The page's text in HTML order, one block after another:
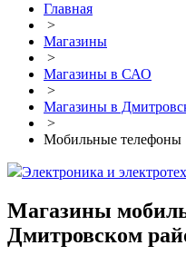
Главная
>
Магазины
>
Магазины в САО
>
Магазины в
>
Мобильные телефоны
Электроника и
Магазины
Дмитровском